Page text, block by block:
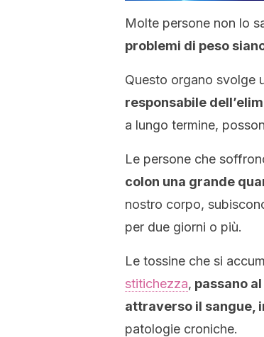
Molte persone non lo
problemi di peso
Questo organo svolge
responsabile
a lungo termine,
Le persone che
colon una grande
nostro corpo,
per due giorni o più.
Le tossine che si
stitichezza, passano
attraverso il sangue,
patologie croniche.